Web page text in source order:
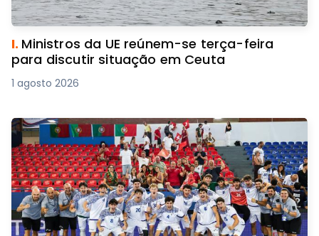
I. Ministros da UE reúnem-se terça-feira
para discutir situação em Ceuta
1 agosto 2026